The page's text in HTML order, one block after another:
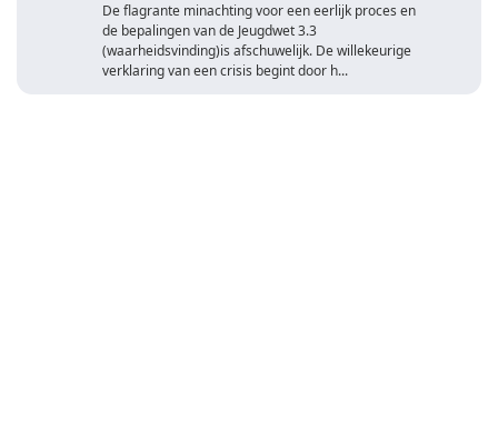
De flagrante minachting voor een eerlijk proces en
de bepalingen van de Jeugdwet 3.3
(waarheidsvinding)is afschuwelijk. De willekeurige
verklaring van een crisis begint door h...